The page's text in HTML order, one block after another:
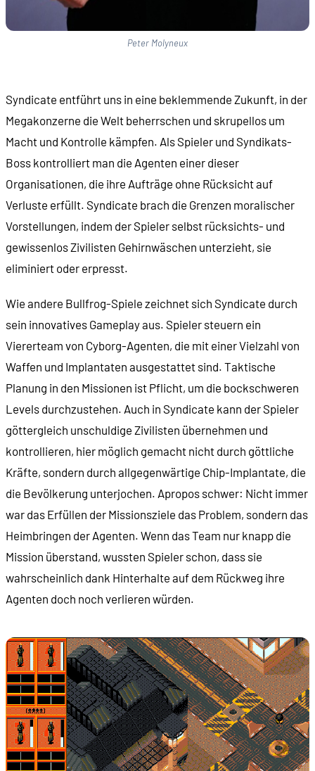
Peter Molyneux
Syndicate entführt uns in eine beklemmende Zukunft, in der
Megakonzerne die Welt beherrschen und skrupellos um
Macht und Kontrolle kämpfen. Als Spieler und Syndikats-
Boss kontrolliert man die Agenten einer dieser
Organisationen, die ihre Aufträge ohne Rücksicht auf
Verluste erfüllt. Syndicate brach die Grenzen moralischer
Vorstellungen, indem der Spieler selbst rücksichts- und
gewissenlos Zivilisten Gehirnwäschen unterzieht, sie
eliminiert oder erpresst.
Wie andere Bullfrog-Spiele zeichnet sich Syndicate durch
sein innovatives Gameplay aus. Spieler steuern ein
Viererteam von Cyborg-Agenten, die mit einer Vielzahl von
Waffen und Implantaten ausgestattet sind. Taktische
Planung in den Missionen ist Pflicht, um die bockschweren
Levels durchzustehen. Auch in Syndicate kann der Spieler
göttergleich unschuldige Zivilisten übernehmen und
kontrollieren, hier möglich gemacht nicht durch göttliche
Kräfte, sondern durch allgegenwärtige Chip-Implantate, die
die Bevölkerung unterjochen. Apropos schwer: Nicht immer
war das Erfüllen der Missionsziele das Problem, sondern das
Heimbringen der Agenten. Wenn das Team nur knapp die
Mission überstand, wussten Spieler schon, dass sie
wahrscheinlich dank Hinterhalte auf dem Rückweg ihre
Agenten doch noch verlieren würden.